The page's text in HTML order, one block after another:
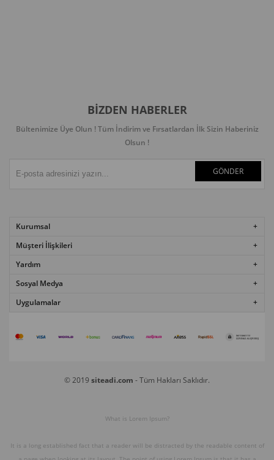
BIZDEN HABERLER
Bültenimize Üye Olun ! Tüm İndirim ve Fırsatlardan İlk Sizin Haberiniz
Olsun !
GÖNDER
Kurumsal
Müşteri İlişkileri
Yardım
Sosyal Medya
Uygulamalar
© 2019 siteadi.com - Tüm Hakları Saklıdır.
What is Lorem Ipsum?
It is a long established fact that a reader will be distracted by the readable content of